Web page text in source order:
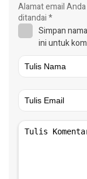
Alamat email
ditandai*
Simpan
ini untuk